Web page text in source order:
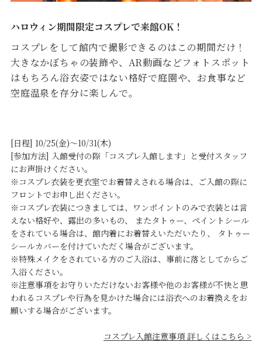
ハロウィン期間限定コスプレで来館OK！
コスプレをして館内で撮影できるのはこの期間だけ！
大きなかぼちゃの装飾や、AR動画などフォトスポット
はもちろん浴衣姿ではない格好で庭園や、お食事など
空庭温泉を存分に楽しんで。
[日程] 10/25(金)～10/31(木)
[参加方法] 入館受付の際「コスプレ入館します」と受付スタッフ
にお声掛けください。
※コスプレ衣装を更衣室でお着替えされる場合は、ご入館の際に
フロントでお申し出ください。
※コスプレ衣装につきましては、ワンポイントのみで衣装とは言
えない格好や、露出の多いもの、 またタトゥー、ペイントシール
をされている場合は、館内着にお着替えいただいたり、 タトゥー
シールカバーを付けていただく場合がございます。
※特殊メイクをされている方のご入浴は、事前に落としてからご
入浴ください。
※注意事項をお守りいただけないお客様や他のお客様が不快と思
われるコスプレや行為を見かけた場合には浴衣へのお着換えをお
願いする場合がございます。
コスプレ入館注意事項 詳しくはこちら >